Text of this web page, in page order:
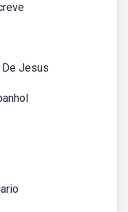
De Jesus